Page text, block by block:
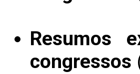
Resumos
congressos